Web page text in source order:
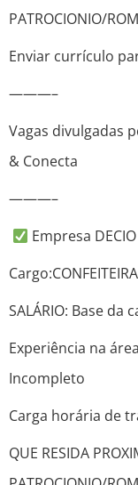
PATROCIONIO/
Enviar currículo
———–
Vagas divulgadas
& Conecta
———–
Empresa
Cargo:CONFEITEIRA
SALÁRIO: Base da
Experiência na
Incompleto
Carga horária de
QUE RESIDA